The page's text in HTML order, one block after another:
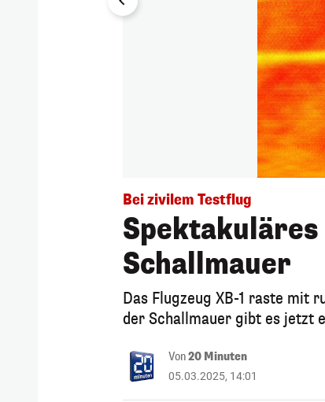
Bei zivilem Testflug
Schallmauer
Das Flugzeug XB-1 raste mit
der Schallmauer gibt es jetzt
Von20 Minuten
05.03.2025, 14:01